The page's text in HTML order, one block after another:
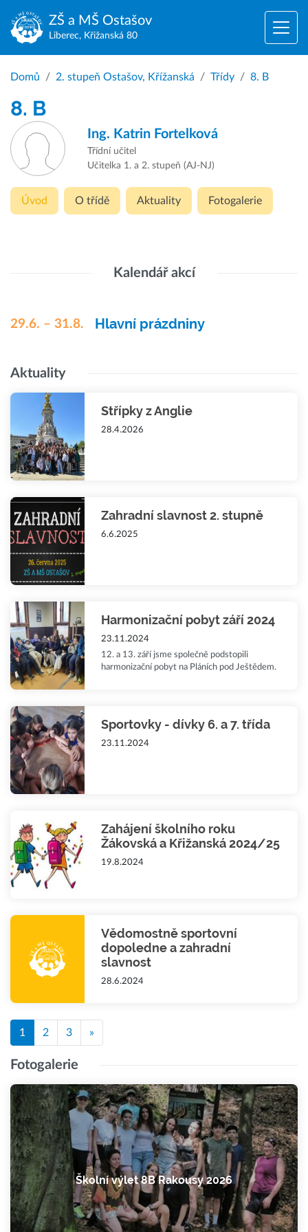
ZŠ a MŠ Ostašov
Liberec, Křižanská 80
Domů 2. stupeň Ostašov, Křížanská Třídy 8. B
8. B
Ing. Katrin Fortelková
Třídní učitel
Učitelka 1. a 2. stupeň (AJ-NJ)
Úvod O třídě Aktuality Fotogalerie
Kalendář akcí
29.6. – 31.8. Hlavní prázdniny
Aktuality
Střípky z Anglie
28.4.2026
Zahradní slavnost 2. stupně
6.6.2025
Harmonizační pobyt září 2024
23.11.2024
12. a 13. září jsme společně podstopili
harmonizační pobyt na Pláních pod Ještědem.
Sportovky - dívky 6. a 7. třída
23.11.2024
Zahájení školního roku
Žákovská a Křižanská 2024/25
19.8.2024
Vědomostně sportovní
dopoledne a zahradní
slavnost
28.6.2024
1 2 3 »
Fotogalerie
Školní výlet 8B Rakousy 2026